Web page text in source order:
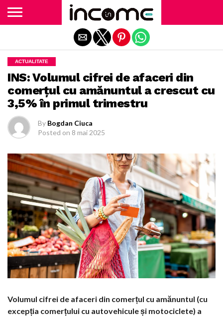
ACTUALITATE
INS: Volumul cifrei de afaceri din
comerțul cu amănuntul a crescut cu
3,5% în primul trimestru
By Bogdan Ciuca
Posted on 8 mai 2025
Volumul cifrei de afaceri din comerțul cu amănuntul (cu
excepția comerțului cu autovehicule și motociclete) a
Exit mobile version